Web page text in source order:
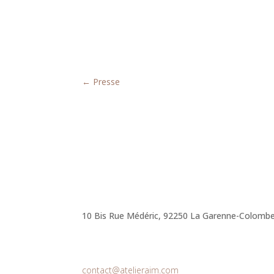
← Presse
10 Bis Rue Médéric, 92250 La Garenne-
contact@atelieraim.com